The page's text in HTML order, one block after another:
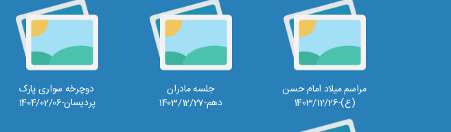
مراسم میلاد امام حسن
(ع)-1403/12/26
جلسه مادران
دهم-1403/12/27
دوچرخه سواری پارک
پردیسان-1404/02/06